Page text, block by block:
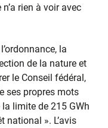
rien à voir avec
la
de la nature et
le Conseil fédéral,
ses propres mots
limite de 215 GWh
national ». L’avis